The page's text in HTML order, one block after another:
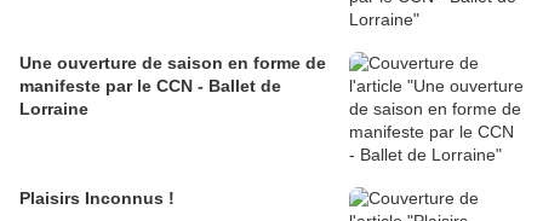
Une ouverture de saison en forme de
manifeste par le CCN - Ballet de
Lorraine
Plaisirs Inconnus !